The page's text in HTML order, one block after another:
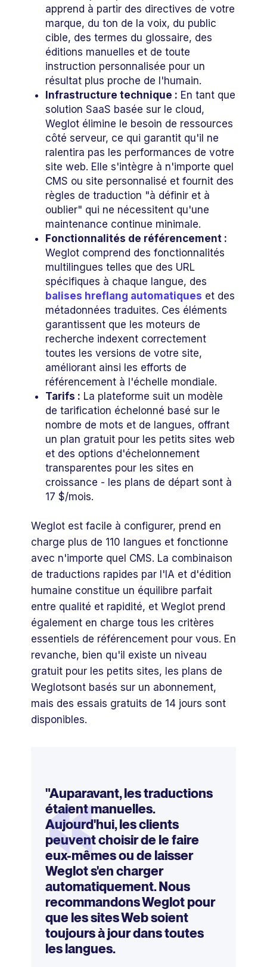
apprend à partir des directives de votre
marque, du ton de la voix, du public
cible, des termes du glossaire, des
éditions manuelles et de toute
instruction personnalisée pour un
résultat plus proche de l'humain.
Infrastructure technique : En tant que
solution SaaS basée sur le cloud,
Weglot élimine le besoin de ressources
côté serveur, ce qui garantit qu'il ne
ralentira pas les performances de votre
site web. Elle s'intègre à n'importe quel
CMS ou site personnalisé et fournit des
règles de traduction "à définir et à
oublier" qui ne nécessitent qu'une
maintenance continue minimale.
Fonctionnalités de référencement :
Weglot comprend des fonctionnalités
multilingues telles que des URL
spécifiques à chaque langue, des
balises hreflang automatiques et des
métadonnées traduites. Ces éléments
garantissent que les moteurs de
recherche indexent correctement
toutes les versions de votre site,
améliorant ainsi les efforts de
référencement à l'échelle mondiale.
Tarifs : La plateforme suit un modèle
de tarification échelonné basé sur le
nombre de mots et de langues, offrant
un plan gratuit pour les petits sites web
et des options d'échelonnement
transparentes pour les sites en
croissance - les plans de départ sont à
17 $/mois.
Weglot est facile à configurer, prend en
charge plus de 110 langues et fonctionne
avec n'importe quel CMS. La combinaison
de traductions rapides par l'IA et d'édition
humaine constitue un équilibre parfait
entre qualité et rapidité, et Weglot prend
également en charge tous les critères
essentiels de référencement pour vous. En
revanche, bien qu'il existe un niveau
gratuit pour les petits sites, les plans de
Weglotsont basés sur un abonnement,
mais des essais gratuits de 14 jours sont
disponibles.
"Auparavant, les traductions
étaient manuelles.
Aujourd'hui, les clients
peuvent choisir de le faire
eux-mêmes ou de laisser
Weglot s'en charger
automatiquement. Nous
recommandons Weglot pour
que les sites Web soient
toujours à jour dans toutes
les langues.
«